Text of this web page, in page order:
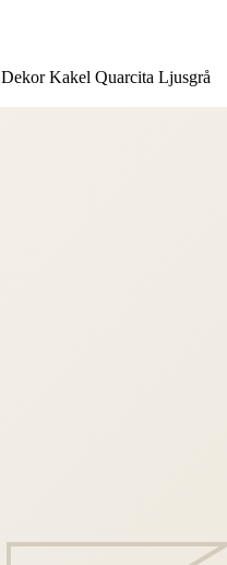
Dekor Kakel Quarcita Ljusgrå